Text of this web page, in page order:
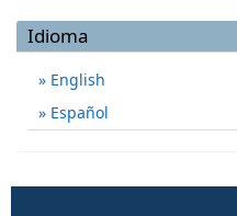
Idioma
English
Español